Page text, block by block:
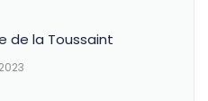
de la Toussaint